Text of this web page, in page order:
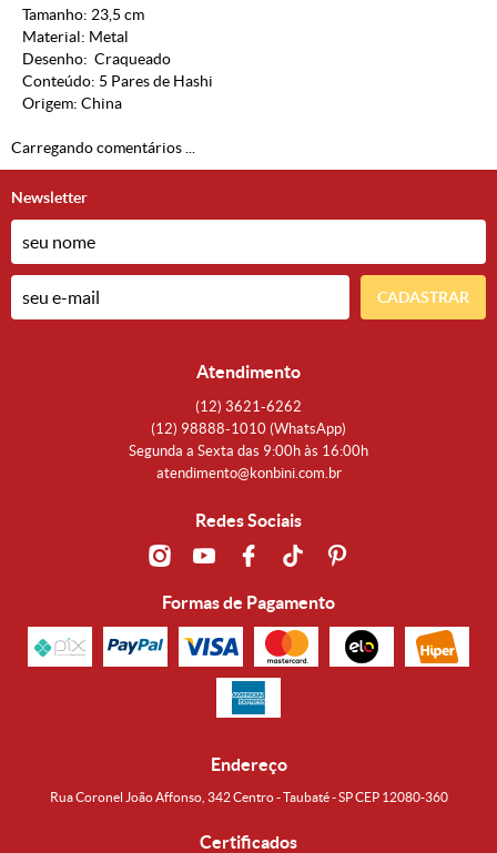
Tamanho: 23,5 cm
Material: Metal
Desenho: Craqueado
Conteúdo: 5 Pares de Hashi
Origem: China
Carregando comentários ...
Newsletter
CADASTRAR
Atendimento
(12) 3621-6262
(12) 98888-1010 (WhatsApp)
Segunda a Sexta das 9:00h às 16:00h
atendimento@konbini.com.br
Redes Sociais
Formas de Pagamento
Endereço
Rua Coronel João Affonso, 342 Centro - Taubaté - SP CEP 12080-360
Certificados